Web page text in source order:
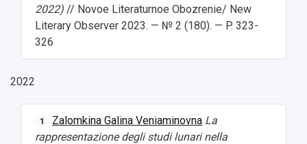
2022) // Novoe Literaturnoe Obozrenie/ New
Literary Observer 2023. — № 2 (180). — P. 323-
326
2022
1 Zalomkina Galina Veniaminovna La
rappresentazione degli studi lunari nella